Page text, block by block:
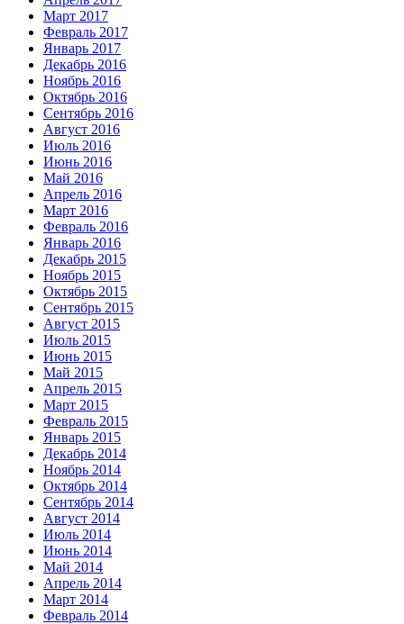
Март 2017
Февраль 2017
Январь 2017
Декабрь 2016
Ноябрь 2016
Октябрь 2016
Сентябрь 2016
Август 2016
Июль 2016
Июнь 2016
Май 2016
Апрель 2016
Март 2016
Февраль 2016
Январь 2016
Декабрь 2015
Ноябрь 2015
Октябрь 2015
Сентябрь 2015
Август 2015
Июль 2015
Июнь 2015
Май 2015
Апрель 2015
Март 2015
Февраль 2015
Январь 2015
Декабрь 2014
Ноябрь 2014
Октябрь 2014
Сентябрь 2014
Август 2014
Июль 2014
Июнь 2014
Май 2014
Апрель 2014
Март 2014
Февраль 2014